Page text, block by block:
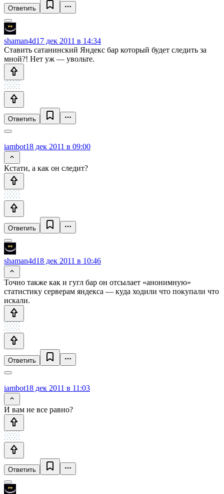
Ответить
shaman4d17 дек 2011 в 14:34
Ставить сатанинский Яндекс бар который будет следить за
мной?! Нет уж — увольте.
Ответить
iambot18 дек 2011 в 09:00
Кстати, а как он следит?
Ответить
shaman4d18 дек 2011 в 10:46
Точно также как и гугл бар он отсылает «анонимную»
статистику серверам яндекса — куда ходили что покупали что
искали.
Ответить
iambot18 дек 2011 в 11:03
И вам не все равно?
Ответить